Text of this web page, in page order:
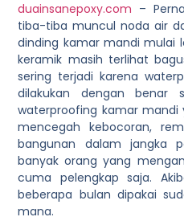
duainsanepoxy.com –
tiba-tiba muncul noda air
dinding kamar mandi mulai
keramik masih terlihat
sering terjadi karena
dilakukan dengan benar
waterproofing kamar
mencegah kebocoran,
bangunan dalam jangka
banyak orang yang
cuma pelengkap saja.
beberapa bulan dipakai
mana.